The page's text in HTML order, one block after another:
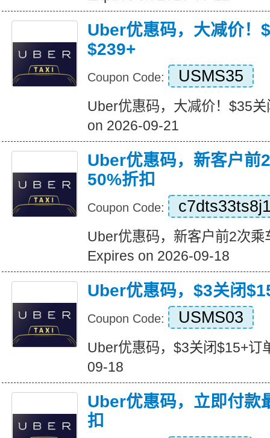
Uber优惠码，大减价！
$239+
Coupon Code: USMS35
Uber优惠码，大减价！$35
on 2026-09-21
Uber优惠码，新客户前
50%折扣
Coupon Code:
Uber优惠码，新客户前2次乘
Expires on 2026-09-18
Uber优惠码，$3关闭
Coupon Code: USMS03
Uber优惠码，$3关闭$15+订
09-18
Uber优惠码，立即付款
扣